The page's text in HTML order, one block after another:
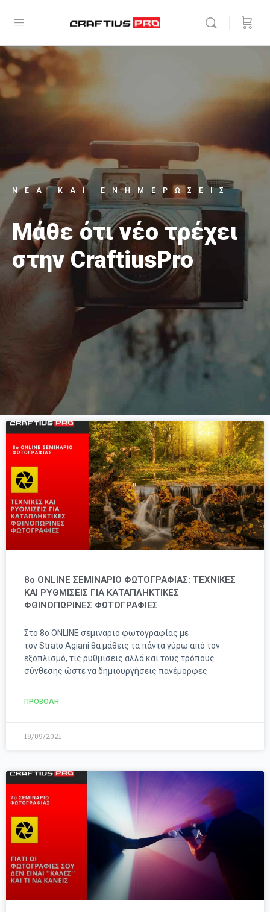
ΝΕΑ ΚΑΙ ΕΝΗΜΕΡΩΣΕΙΣ
Μάθε ότι νέο τρέχει
στην CraftiusPro
8ο ONLINE ΣΕΜΙΝΑΡΙΟ ΦΩΤΟΓΡΑΦΙΑΣ: ΤΕΧΝΙΚΕΣ
ΚΑΙ ΡΥΘΜΙΣΕΙΣ ΓΙΑ ΚΑΤΑΠΛΗΚΤΙΚΕΣ
ΦΘΙΝΟΠΩΡΙΝΕΣ ΦΩΤΟΓΡΑΦΙΕΣ
Στο 8ο ONLINE σεμινάριο φωτογραφίας με
τον Strato Agiani θα μάθεις τα πάντα γύρω από τον
εξοπλισμό, τις ρυθμίσεις αλλά και τους τρόπους
σύνθεσης ώστε να δημιουργήσεις πανέμορφες
ΠΡΟΒΟΛΗ
19/09/2021